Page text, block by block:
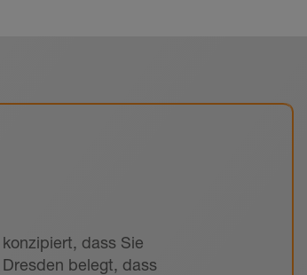
dass Sie
belegt, dass